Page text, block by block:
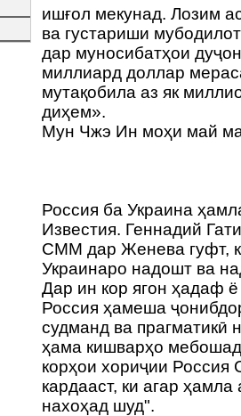
ишғол мекунад. Лозим
ва густариши
дар муносибатҳои
миллиард доллар
мутақобила аз як
диҳем».
Мун Чжэ Ин моҳи май
Россия ба Украина
Известия. Геннадий
СММ дар Женева гуфт,
Украинаро надошт ва
Дар ин кор ягон ҳадаф ё
Россия ҳамеша
судманд ва прагматикӣ
ҳама кишварҳо
корҳои хориҷии Россия
кардааст, ки агар
нахоҳад шуд".